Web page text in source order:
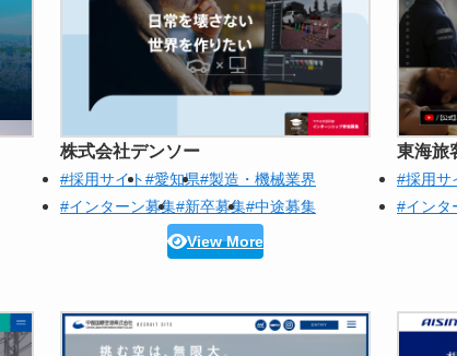
株式会社デンソー
#採用サイト#愛知県#製造・機械業界
#インターン募集#新卒募集#中途募集
View More
東海旅
#採用サ
#インタ